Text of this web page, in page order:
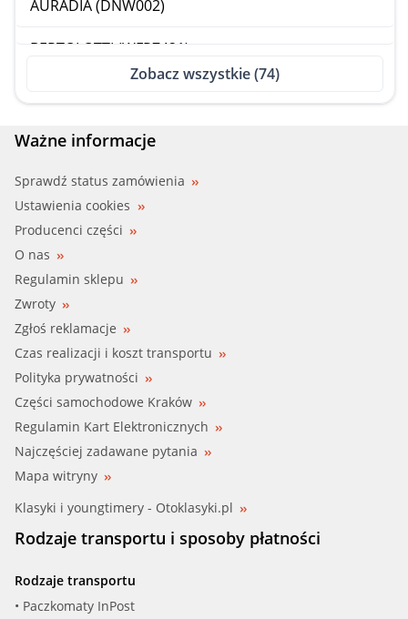
AURADIA (DNW002)
BERTOLOTTI (WFP7421)
BLUEPRINT (ADN19133)
BUGATTI (PA7112)
CIFAM (824-703)
COMLINE (CNS21028)
DELPHI (WP1884)
DENCKERMAN (A310062)
DOLZ (N108)
DOLZ (N128)
FAI (WP6088)
FENOX (HB4510)
Zobacz wszystkie (74)
Ważne informacje
Sprawdź status zamówienia
Ustawienia cookies
Producenci części
O nas
Regulamin sklepu
Zwroty
Zgłoś reklamacje
Czas realizacji i koszt transportu
Polityka prywatności
Części samochodowe Kraków
Regulamin Kart Elektronicznych
Najczęściej zadawane pytania
Mapa witryny
Klasyki i youngtimery - Otoklasyki.pl
Rodzaje transportu i sposoby płatności
Rodzaje transportu
• Paczkomaty InPost